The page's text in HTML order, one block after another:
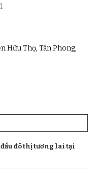
Hữu Thọ, Tân Phong,
đô thị tương lai tại